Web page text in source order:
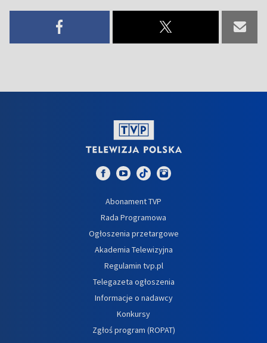
Abonament TVP
Rada Programowa
Ogłoszenia przetargowe
Akademia Telewizyjna
Regulamin tvp.pl
Telegazeta ogłoszenia
Informacje o nadawcy
Konkursy
Zgłoś program (ROPAT)